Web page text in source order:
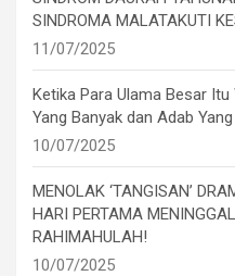
SINDROMA MALATAKUTI
11/07/2025
Ketika Para Ulama Besar
Yang Banyak dan Adab
10/07/2025
MENOLAK ‘TANGISAN’
HARI PERTAMA
RAHIMAHULAH!
10/07/2025